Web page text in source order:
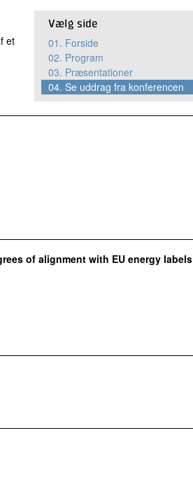
Vælg side
01. Forside
02. Program
03. Præsentationer
04. Se uddrag fra konferencen
et
of alignment with EU energy labels